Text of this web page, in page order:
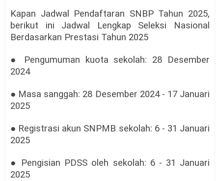
Kapan Jadwal Pendaftaran SNBP Tahun 2025,
berikut ini Jadwal Lengkap Seleksi Nasional
Berdasarkan Prestasi Tahun 2025
● Pengumuman kuota sekolah: 28 Desember
2024
● Masa sanggah: 28 Desember 2024 - 17 Januari
2025
● Registrasi akun SNPMB sekolah: 6 - 31 Januari
2025
● Pengisian PDSS oleh sekolah: 6 - 31 Januari
2025